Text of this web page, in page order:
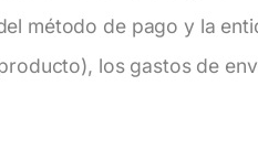
método de pago y la
los gastos de